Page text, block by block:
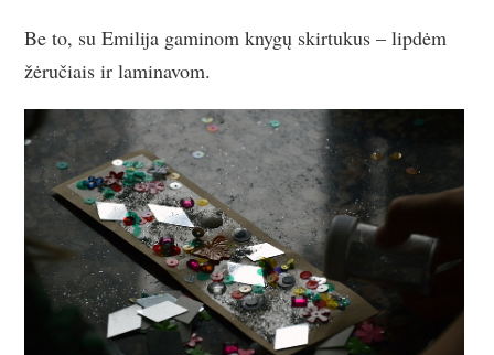
Be to, su Emilija gaminom knygų skirtukus – lipdėm
žėručiais ir laminavom.